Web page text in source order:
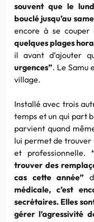
souvent que le
bouclé jusqu’au
encore à se
quelques plages
il avant d’ajouter
urgences”. Le Samu
village.
Installé avec trois
temps et un qui part
parvient quand
lui permet de trouver
et professionnelle.
trouver des
cas cette année”
médicale, c’est
secrétaires. Elles
gérer l’agressivité